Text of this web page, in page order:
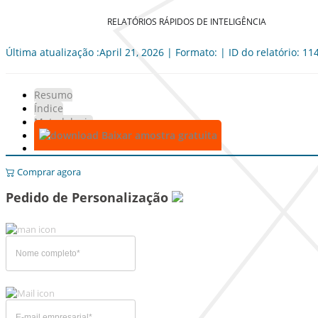
RELATÓRIOS RÁPIDOS DE INTELIGÊNCIA
Última atualização :April 21, 2026 | Formato: | ID do relatório:
Resumo
Índice
Metodologia
Baixar amostra gratuita
Comprar agora
Pedido de Personalização